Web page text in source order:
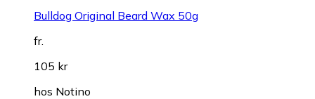
Bulldog Original Beard Wax 50g
fr.
105 kr
hos Notino